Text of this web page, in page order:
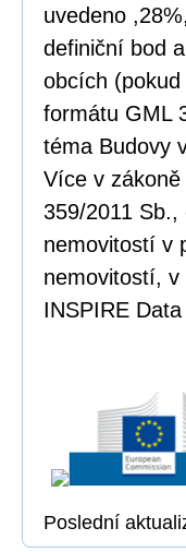
uvedeno
definiční bod
obcích
formátu GML
téma Budovy
Více v
359/2011
nemovitostí v
nemovitostí,
INSPIRE
Poslední